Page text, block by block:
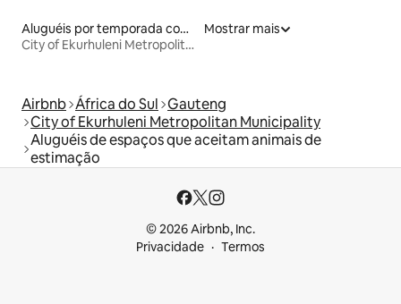
Aluguéis por temporada com sauna
City of Ekurhuleni Metropolitan Municipality
Mostrar mais
Airbnb África do Sul Gauteng
City of Ekurhuleni Metropolitan Municipality
Aluguéis de espaços que aceitam animais de
estimação
© 2026 Airbnb, Inc.
Privacidade
Termos